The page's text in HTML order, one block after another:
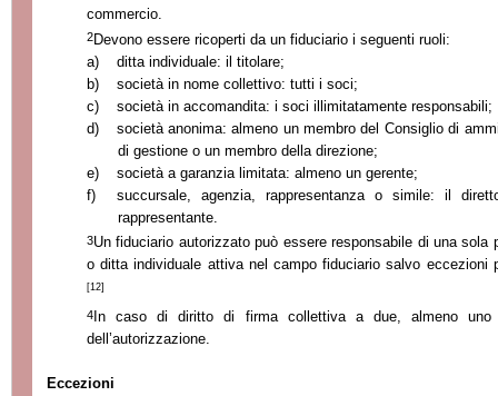
commercio.
2Devono essere ricoperti da un fiduciario i seguenti ruoli:
a)
ditta individuale: il titolare;
b)
società in nome collettivo: tutti i soci;
c)
società in accomandita: i soci illimitatamente responsabili;
d)
società anonima: almeno un membro del Consiglio di
di gestione o un membro della direzione;
e)
società a garanzia limitata: almeno un gerente;
f)
succursale, agenzia, rappresentanza o simile: il
rappresentante.
3Un fiduciario autorizzato può essere responsabile di una sola
o ditta individuale attiva nel campo fiduciario salvo eccezioni
[12]
4 In caso di diritto di firma collettiva a due, almeno uno
dell’autorizzazione.
Eccezioni